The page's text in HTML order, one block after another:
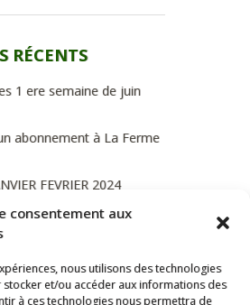
consentement aux
nous utilisons des technologies
et/ou accéder aux informations des
à ces technologies nous permettra de
RÉCENTS
1 ere semaine de juin
abonnement à La Ferme
FEVRIER 2024
Province de Liège
OUVERTES